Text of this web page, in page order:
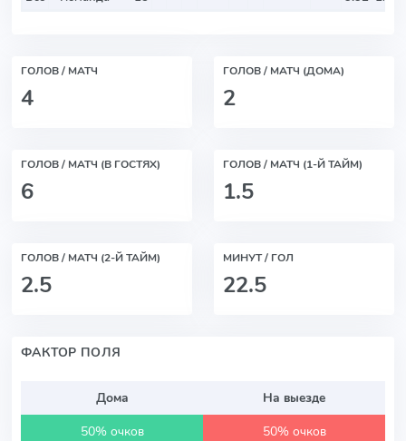
ГОЛОВ / МАТЧ
4
ГОЛОВ / МАТЧ (ДОМА)
2
ГОЛОВ / МАТЧ (В ГОСТЯХ)
6
ГОЛОВ / МАТЧ (1-Й ТАЙМ)
1.5
ГОЛОВ / МАТЧ (2-Й ТАЙМ)
2.5
МИНУТ / ГОЛ
22.5
ФАКТОР ПОЛЯ
Дома
На выезде
50% очков
50% очков